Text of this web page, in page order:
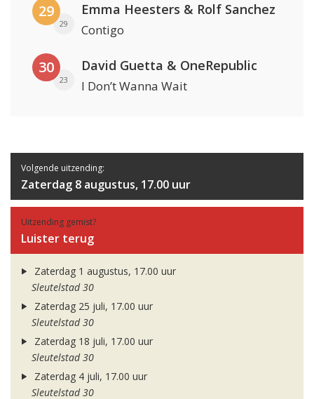
29
29
Emma Heesters & Rolf Sanchez
Contigo
30
23
David Guetta & OneRepublic
I Don’t Wanna Wait
Volgende uitzending:
Zaterdag 8 augustus, 17.00 uur
Uitzending gemist?
Luister terug
Zaterdag 1 augustus, 17.00 uur
Sleutelstad 30
Zaterdag 25 juli, 17.00 uur
Sleutelstad 30
Zaterdag 18 juli, 17.00 uur
Sleutelstad 30
Zaterdag 4 juli, 17.00 uur
Sleutelstad 30